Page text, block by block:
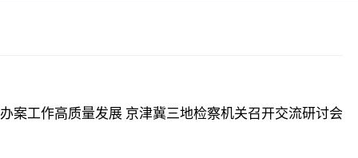
案工作高质量发展 京津冀三地检察机关召开交流研讨会